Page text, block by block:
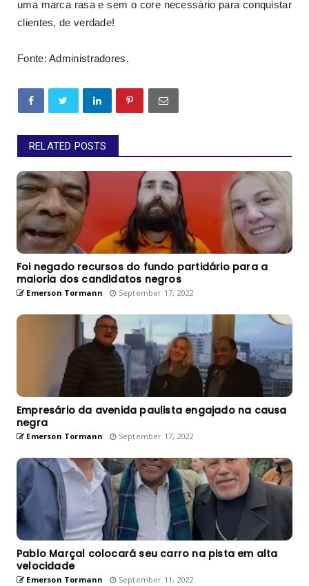
uma marca rasa e sem o core necessário para conquistar
clientes, de verdade!
Fonte: Administradores.
RELATED POSTS
Foi negado recursos do fundo partidário para a
maioria dos candidatos negros
Emerson Tormann September 17, 2022
Empresário da avenida paulista engajado na causa
negra
Emerson Tormann September 17, 2022
Pablo Marçal colocará seu carro na pista em alta
velocidade
Emerson Tormann September 11, 2022